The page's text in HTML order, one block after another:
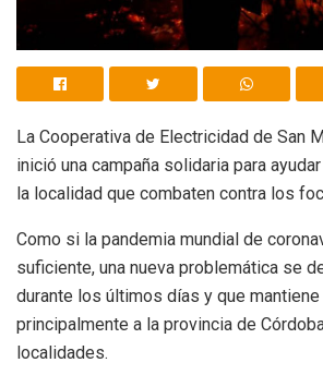
La Cooperativa de Electricidad de San
inició una campaña solidaria para
la localidad que combaten contra los
Como si la pandemia mundial de
suficiente, una nueva problemática se
durante los últimos días y que mantiene
principalmente a la provincia de
localidades.